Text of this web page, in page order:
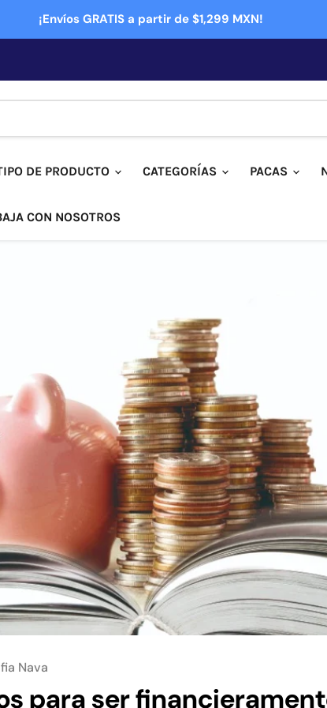
¡Envíos GRATIS a partir de $1,299 MXN!
DE PRODUCTO CATEGORÍAS PACAS
CON NOSOTROS
Nava
para ser